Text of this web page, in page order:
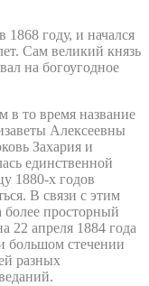
1868 году, и начался
Сам великий князь
на богоугодное
в то время название
Алексеевны
Захария и
единственной
1880-х годов
В связи с этим
более просторный
22 апреля 1884 года
большом стечении
разных